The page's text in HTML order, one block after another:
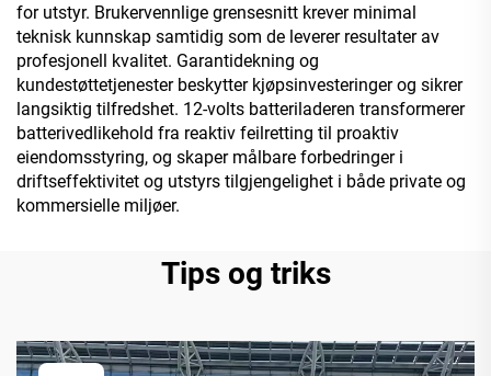
for utstyr. Brukervennlige grensesnitt krever minimal
teknisk kunnskap samtidig som de leverer resultater av
profesjonell kvalitet. Garantidekning og
kundestøttetjenester beskytter kjøpsinvesteringer og sikrer
langsiktig tilfredshet. 12-volts batteriladeren transformerer
batterivedlikehold fra reaktiv feilretting til proaktiv
eiendomsstyring, og skaper målbare forbedringer i
driftseffektivitet og utstyrs tilgjengelighet i både private og
kommersielle miljøer.
Tips og triks